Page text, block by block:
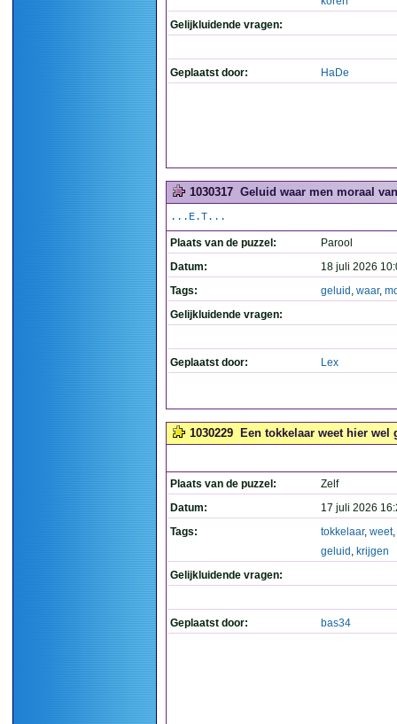
Gelijkluidende vragen:
Geplaatst door: HaDe
1030317 Geluid waar men moraal
...E.T...
Plaats van de puzzel:
Parool
Datum:
18 juli 2026
Tags:
geluid , waar,
Gelijkluidende vragen:
Geplaatst door: Lex
1030229 Een tokkelaar weet hier
Plaats van de puzzel:
Zelf
Datum:
17 juli 2026
Tags:
tokkelaar, weet,
geluid , krijgen
Gelijkluidende vragen:
Geplaatst door: bas34